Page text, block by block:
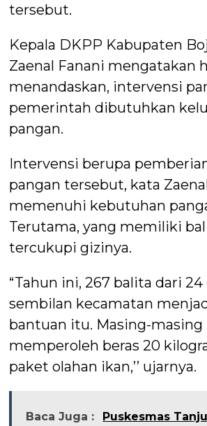
tersebut.
Kepala DKPP Kabupaten
Zaenal Fanani mengatakan
menandaskan, intervensi
pemerintah dibutuhkan
pangan.
Intervensi berupa
pangan tersebut, kata
memenuhi kebutuhan
Terutama, yang memiliki
tercukupi gizinya.
“Tahun ini, 267 balita dari 24
sembilan kecamatan
bantuan itu. Masing-masing
memperoleh beras 20
paket olahan ikan,’’ ujarnya.
Baca Juga : Puskesmas